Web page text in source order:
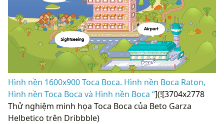
Hình nền 1600x900 Toca Boca. Hình nền Boca Raton,
Hình nền Toca Boca và Hình nền Boca “](![3704x2778
Thử nghiệm minh họa Toca Boca của Beto Garza
Helbetico trên Dribbble)